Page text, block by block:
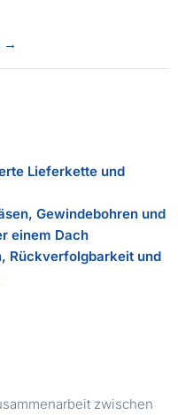
→
Lieferkette und
Gewindebohren und
einem Dach
Rückverfolgbarkeit und
zwischen